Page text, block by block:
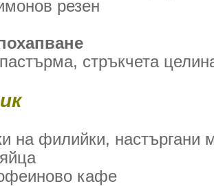
резен
стръкчета
на филийки, настъргани
кафе